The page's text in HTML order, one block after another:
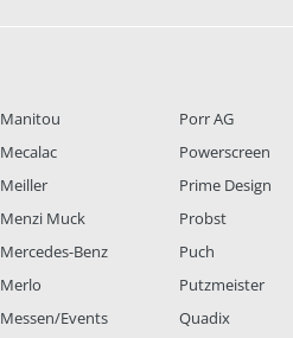
Manitou
Mecalac
Meiller
Menzi Muck
Mercedes-Benz
Merlo
Messen/Events
Porr AG
Powerscreen
Prime Design
Probst
Puch
Putzmeister
Quadix